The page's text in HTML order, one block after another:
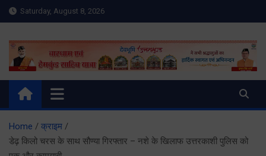
Skip
to
Saturday, August 8, 2026
Meru Raibar | Uttarakhand
News | Uttarkashi News
meruraibar.com
Home
क्राइम
डेढ़ किलो चरस के साथ सौण्या गिरफ्तार – नशे के खिलाफ उत्तरकाशी पुलिस को